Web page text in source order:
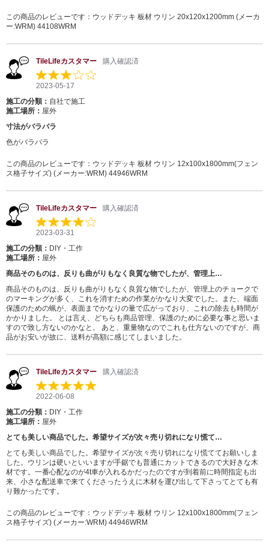
この商品のレビューです： ウッドデッキ 板材 ウリン 20x120x1200mm (メーカ
ー:WRM) 44108WRM
TileLifeカスタマー 購入確認済
2023-05-17
施工の分類： 自社で施工
施工場所： 屋外
寸法がバラバラ
色がバラバラ
この商品のレビューです： ウッドデッキ 板材 ウリン 12x100x1800mm(フェン
ス格子サイズ) (メーカー:WRM) 44946WRM
TileLifeカスタマー 購入確認済
2023-03-31
施工の分類： DIY・工作
施工場所： 屋外
商品そのものは、反りも曲がりもなく良質な物でしたが、管理上…
商品そのものは、反りも曲がりもなく良質な物でしたが、管理上のチョークで
のマーキングが多く、これを消すための作業がかなり大変でした。また、端面
保護のための蝋が、表面までかなりの量で広がっており、これの除去も時間が
かかりました。 とは言え、どちらも商品管理、保護のために必要な事と思いま
すので致し方ないのかなと。 あと、重量物なのでこれも仕方ないのですが、商
品がお安いが故に、送料が高額に感じてしまいました。
TileLifeカスタマー 購入確認済
2022-06-08
施工の分類： DIY・工作
施工場所： 屋外
とても美しい商品でした。希望サイズが次々売り切れになり慌て…
とても美しい商品でした。希望サイズが次々売り切れになり慌ててお願いしま
した。ウリンは硬いといいますが手鋸でも普通にカットできるので大好きな木
材です。一番心配なのが4t車が入れるかだったのですが到着前に時間指定も出
来、小さな配送車で来てくださったうえに木材を運び出して下さってとても有
り難かったです。
この商品のレビューです： ウッドデッキ 板材 ウリン 12x100x1800mm(フェン
ス格子サイズ) (メーカー:WRM) 44946WRM